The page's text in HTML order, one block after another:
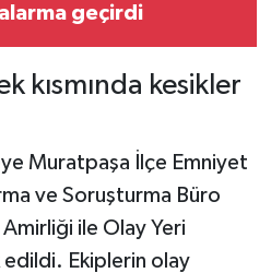
alarma geçirdi
kısmında kesikler
Muratpaşa İlçe Emniyet
ve Soruşturma Büro
ile Olay Yeri
edildi. Ekiplerin olay